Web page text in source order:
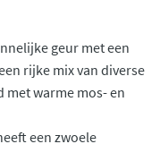
geur met een
rijke mix van diverse
met warme mos- en
een zwoele